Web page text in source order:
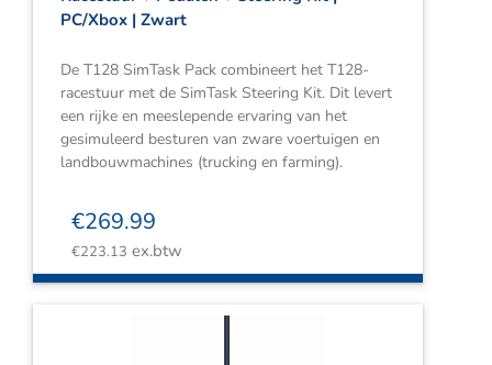
PC/Xbox | Zwart
De T128 SimTask Pack combineert het T128-
racestuur met de SimTask Steering Kit. Dit levert
een rijke en meeslepende ervaring van het
gesimuleerd besturen van zware voertuigen en
landbouwmachines (trucking en farming).
€269.99
€223.13 ex.btw